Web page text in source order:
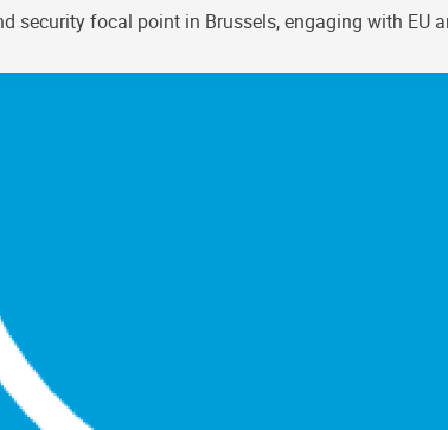
security focal point in Brussels, engaging with EU